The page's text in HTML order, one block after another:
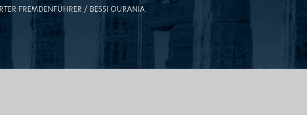
FREMDENFÜHRER BESSI OURANIA